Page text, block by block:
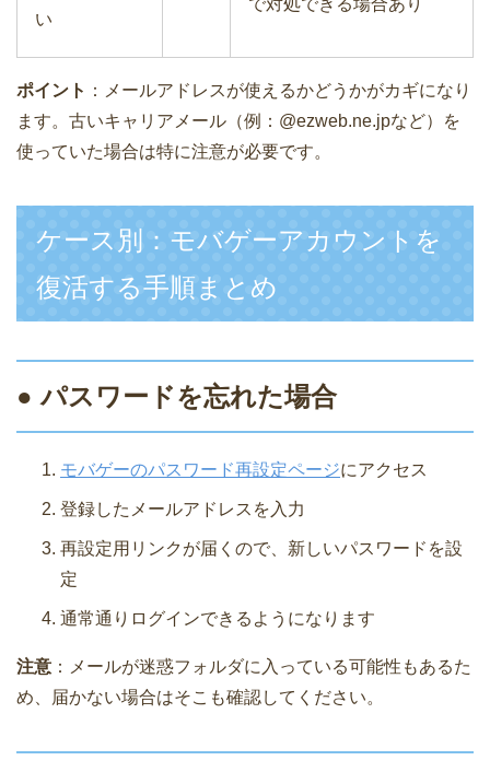
い
で対処できる場合あり
ポイント ：メールアドレスが使えるかどうかがカギになり
ます。古いキャリアメール（例：@ezweb.ne.jpなど）を
使っていた場合は特に注意が必要です。
ケース別：モバゲーアカウントを
復活する手順まとめ
● パスワードを忘れた場合
モバゲーのパスワード再設定ページにアクセス
登録したメールアドレスを入力
再設定用リンクが届くので、新しいパスワードを設
定
通常通りログインできるようになります
注意 ：メールが迷惑フォルダに入っている可能性もあるた
め、届かない場合はそこも確認してください。